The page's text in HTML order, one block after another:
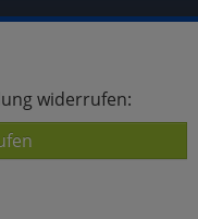
widerrufen: